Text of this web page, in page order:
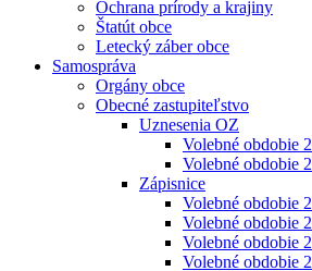
Ochrana prírody a krajiny
Štatút obce
Letecký záber obce
Samospráva
Orgány obce
Obecné zastupiteľstvo
Uznesenia OZ
Volebné obdobie
Volebné obdobie
Zápisnice
Volebné obdobie
Volebné obdobie
Volebné obdobie
Volebné obdobie